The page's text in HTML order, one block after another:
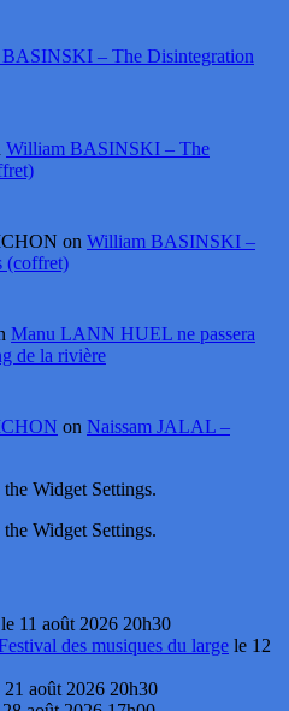
– The Disintegration
William BASINSKI – The
on William BASINSKI –
(coffret)
Manu LANN HUEL ne passera
de la rivière
on Naissam JALAL –
Widget Settings.
Widget Settings.
le 11 août 2026 20h30
des musiques du large le 12
21 août 2026 20h30